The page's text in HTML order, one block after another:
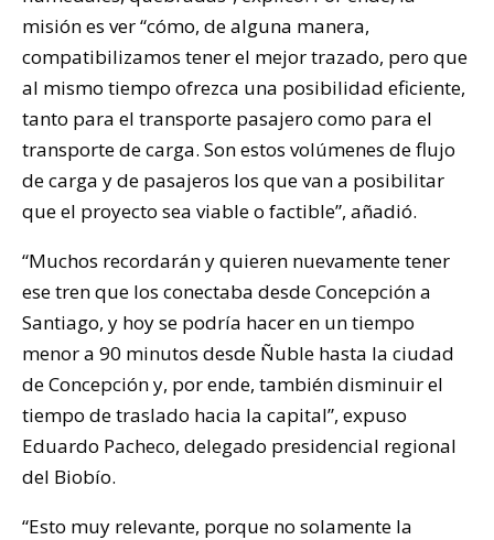
misión es ver “cómo, de alguna manera,
compatibilizamos tener el mejor trazado, pero que
al mismo tiempo ofrezca una posibilidad eficiente,
tanto para el transporte pasajero como para el
transporte de carga. Son estos volúmenes de flujo
de carga y de pasajeros los que van a posibilitar
que el proyecto sea viable o factible”, añadió.
“Muchos recordarán y quieren nuevamente tener
ese tren que los conectaba desde Concepción a
Santiago, y hoy se podría hacer en un tiempo
menor a 90 minutos desde Ñuble hasta la ciudad
de Concepción y, por ende, también disminuir el
tiempo de traslado hacia la capital”, expuso
Eduardo Pacheco, delegado presidencial regional
del Biobío.
“Esto muy relevante, porque no solamente la